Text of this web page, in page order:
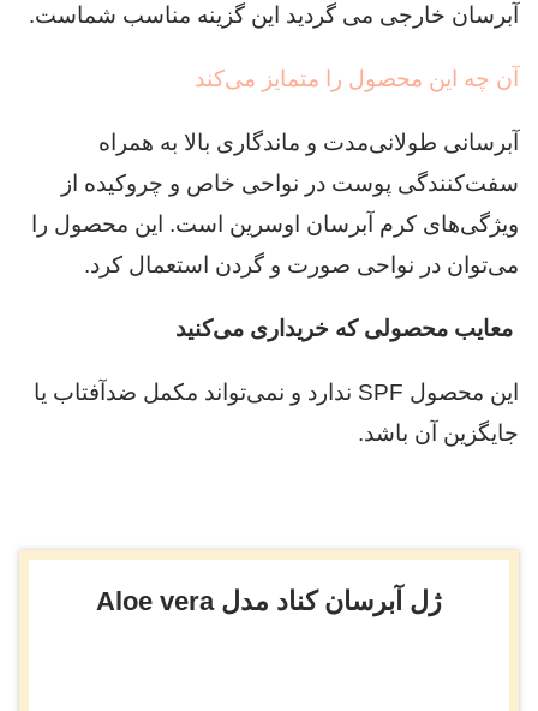
آبرسان خارجی می گردید این گزینه مناسب شماست.
آن چه این محصول را متمایز می‌کند
آبرسانی طولانی‌مدت و ماندگاری بالا به همراه
سفت‌کنندگی پوست در نواحی خاص و چروکیده از
ویژگی‌های کرم آبرسان اوسرین است. این محصول را
می‌توان در نواحی صورت و گردن استعمال کرد.
معایب محصولی که خریداری می‌کنید
این محصول SPF ندارد و نمی‌تواند مکمل ضدآفتاب یا
جایگزین آن باشد.
ژل آبرسان کناد مدل Aloe vera